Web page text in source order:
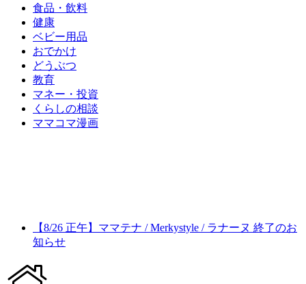
食品・飲料
健康
ベビー用品
おでかけ
どうぶつ
教育
マネー・投資
くらしの相談
ママコマ漫画
【8/26 正午】ママテナ / Merkystyle / ラナーヌ 終了のお
知らせ